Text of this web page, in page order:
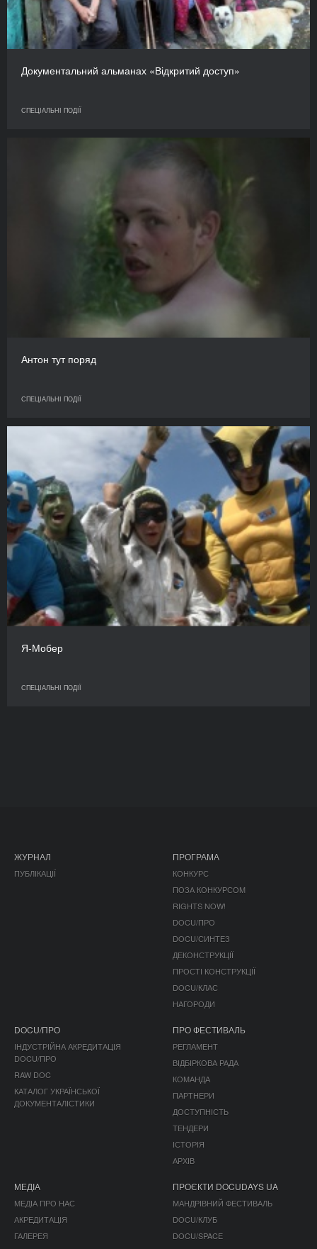
Документальний альманах «Відкритий доступ»
СПЕЦІАЛЬНІ ПОДІЇ
Антон тут поряд
СПЕЦІАЛЬНІ ПОДІЇ
Я-Мобер
СПЕЦІАЛЬНІ ПОДІЇ
ЖУРНАЛ
ПУБЛІКАЦІЇ
ПРОГРАМА
КОНКУРС
ПОЗА КОНКУРСОМ
RIGHTS NOW!
DOCU/ПРО
DOCU/СИНТЕЗ
ДЕКОНСТРУКЦІЇ
ПРОСТІ КОНСТРУКЦІЇ
DOCU/КЛАС
НАГОРОДИ
DOCU/ПРО
ІНДУСТРІЙНА АКРЕДИТАЦІЯ
DOCU/ПРО
RAW DOC
КАТАЛОГ УКРАЇНСЬКОЇ
ДОКУМЕНТАЛІСТИКИ
ПРО ФЕСТИВАЛЬ
РЕГЛАМЕНТ
ВІДБІРКОВА РАДА
КОМАНДА
ПАРТНЕРИ
ДОСТУПНІСТЬ
ТЕНДЕРИ
ІСТОРІЯ
АРХІВ
МЕДІА
МЕДІА ПРО НАС
АКРЕДИТАЦІЯ
ГАЛЕРЕЯ
ПРОЄКТИ DOCUDAYS UA
МАНДРІВНИЙ ФЕСТИВАЛЬ
DOCU/КЛУБ
DOCU/SPACE